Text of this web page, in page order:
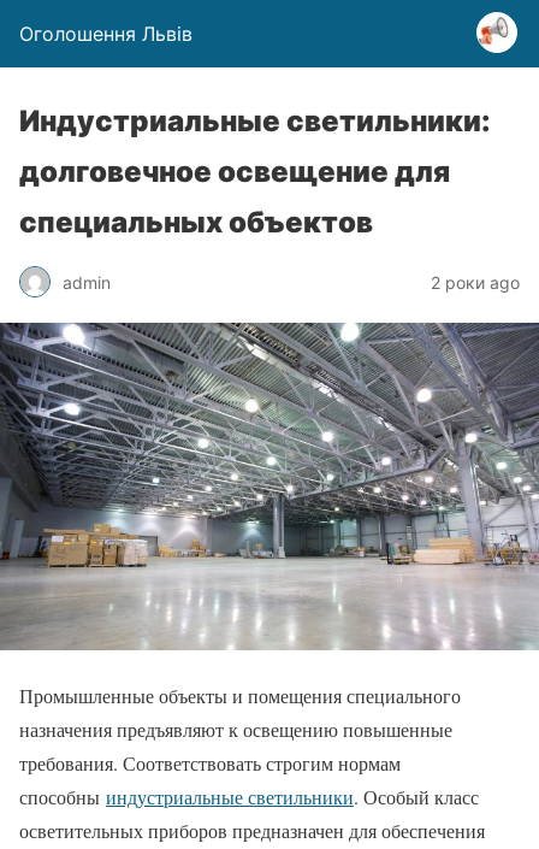
Оголошення Львів
Индустриальные светильники:
долговечное освещение для
специальных объектов
admin 2 роки ago
Промышленные объекты и помещения специального
назначения предъявляют к освещению повышенные
требования. Соответствовать строгим нормам
способны индустриальные светильники. Особый класс
осветительных приборов предназначен для обеспечения